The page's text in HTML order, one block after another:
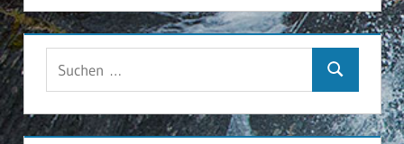
Suchen